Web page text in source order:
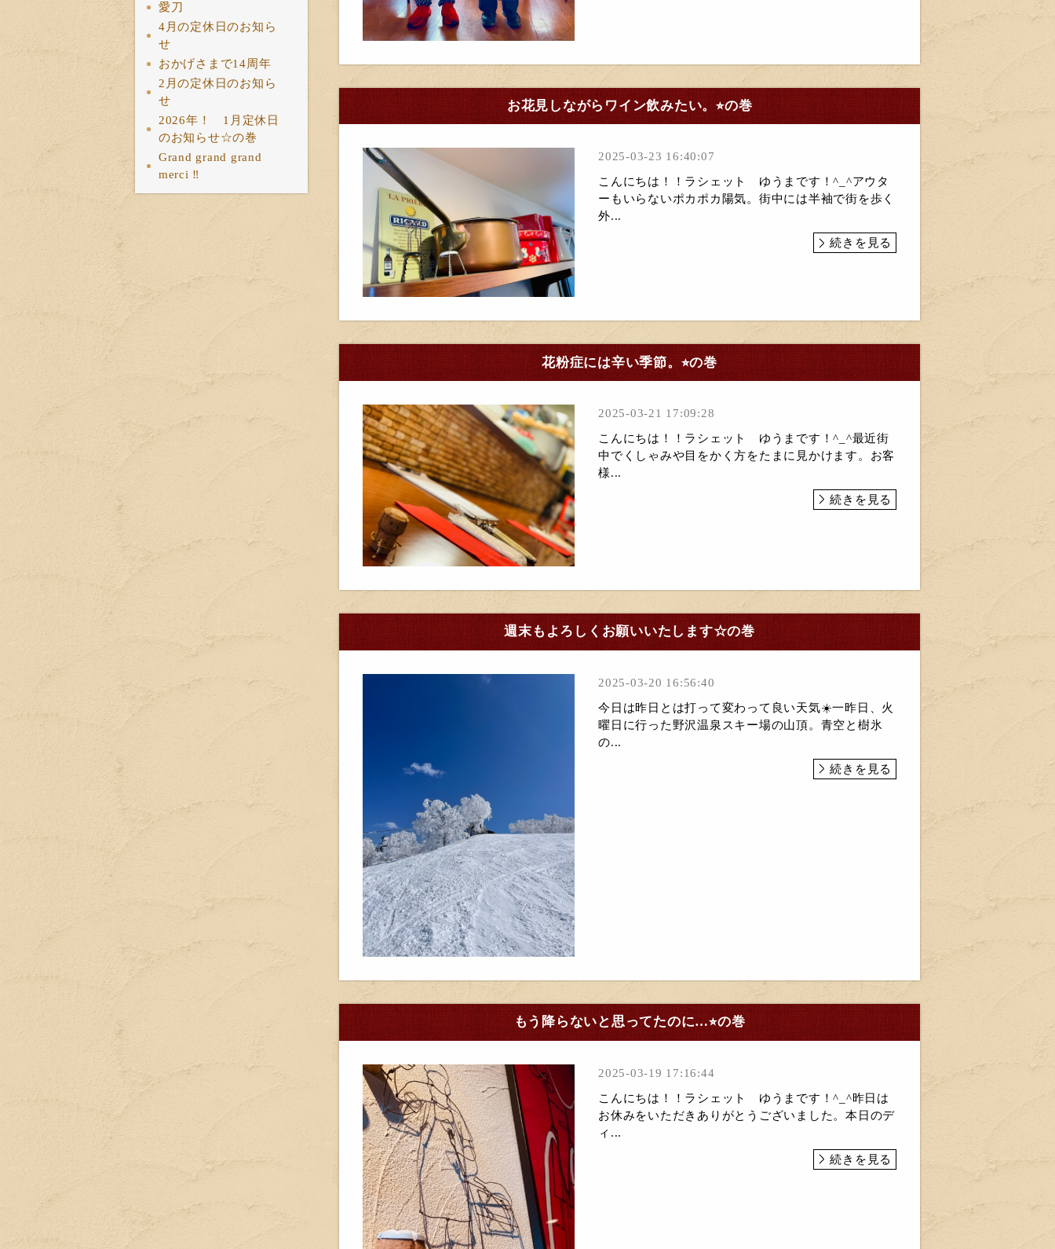
愛刀
4月の定休日のお知ら
せ
おかげさまで14周年
2月の定休日のお知ら
せ
2026年！ 1月定休日
のお知らせ☆の巻
Grand grand grand
merci ‼︎
お花見しながらワイン飲みたい。⭐︎の巻
2025-03-23 16:40:07
こんにちは！！ラシェット ゆうまです！^_^アウタ
ーもいらないポカポカ陽気。街中には半袖で街を歩く
外...
続きを見る
花粉症には辛い季節。⭐︎の巻
2025-03-21 17:09:28
こんにちは！！ラシェット ゆうまです！^_^最近街
中でくしゃみや目をかく方をたまに見かけます。お客
様...
続きを見る
週末もよろしくお願いいたします☆の巻
2025-03-20 16:56:40
今日は昨日とは打って変わって良い天気☀️一昨日、火
曜日に行った野沢温泉スキー場の山頂。青空と樹氷
の...
続きを見る
もう降らないと思ってたのに…⭐︎の巻
2025-03-19 17:16:44
こんにちは！！ラシェット ゆうまです！^_^昨日は
お休みをいただきありがとうございました。本日のデ
ィ...
続きを見る